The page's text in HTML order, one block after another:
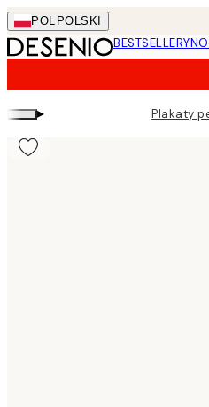
Skip
to
main
POL POLSKI
BESTSELLERY
▸ Plakaty